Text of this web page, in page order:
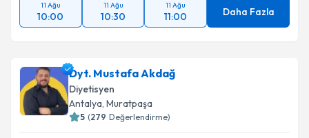
11 Ağu
10:00
11 Ağu
10:30
11 Ağu
11:00 Daha Fazla
Dyt. Mustafa Akdağ
Diyetisyen
Antalya, Muratpaşa
5 (279 Değerlendirme)